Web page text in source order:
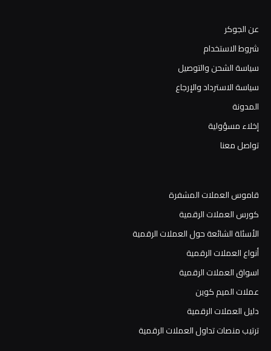
عن الجوكر
شروط الاستخدام
سياسة الشحن والتوصيل
سياسة الاسترداد والإرجاع
المدونة
إخلاء مسؤولية
تواصل معنا
قاموس العملات المشفرة
كورس العملات الرقمية
الأسئلة الشائعة حول العملات الرقمية
أنواع العملات الرقمية
اسواق العملات الرقمية
عملات الميم كوين
دليل العملات الرقمية
ترتيب منصات تداول العملات الرقمية